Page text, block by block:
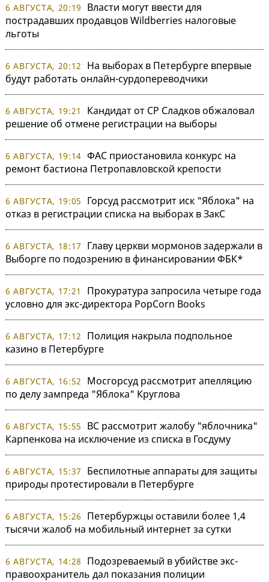
6 АВГУСТА, 20:19
Власти могут ввести для
пострадавших продавцов Wildberries налоговые
льготы
6 АВГУСТА, 20:12
На выборах в Петербурге впервые
будут работать онлайн-сурдопереводчики
6 АВГУСТА, 19:21
Кандидат от СР Сладков обжаловал
решение об отмене регистрации на выборы
6 АВГУСТА, 19:14 ФАС приостановила конкурс на
ремонт бастиона Петропавловской крепости
6 АВГУСТА, 19:05
Горсуд рассмотрит иск "Яблока" на
отказ в регистрации списка на выборах в ЗакС
6 АВГУСТА, 18:17
Главу церкви мормонов задержали в
Выборге по подозрению в финансировании ФБК*
6 АВГУСТА, 17:21
Прокуратура запросила четыре года
условно для экс-директора PopCorn Books
6 АВГУСТА, 17:12
Полиция накрыла подпольное
казино в Петербурге
6 АВГУСТА, 16:52
Мосгорсуд рассмотрит апелляцию
по делу зампреда "Яблока" Круглова
6 АВГУСТА, 15:55
ВС рассмотрит жалобу "яблочника"
Карпенкова на исключение из списка в Госдуму
6 АВГУСТА, 15:37
Беспилотные аппараты для защиты
природы протестировали в Петербурге
6 АВГУСТА, 15:26
Петербуржцы оставили более 1,4
тысячи жалоб на мобильный интернет за сутки
6 АВГУСТА, 14:28
Подозреваемый в убийстве экс-
правоохранитель дал показания полиции